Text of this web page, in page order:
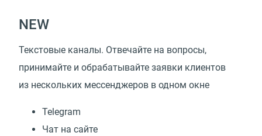
NEW
Текстовые каналы. Отвечайте на вопросы,
принимайте и обрабатывайте заявки клиентов
из нескольких мессенджеров в одном окне
Telegram
Чат на сайте